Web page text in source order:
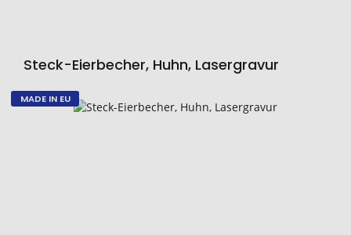
Steck-Eierbecher, Huhn, Lasergravur
Zum
MADE IN EU